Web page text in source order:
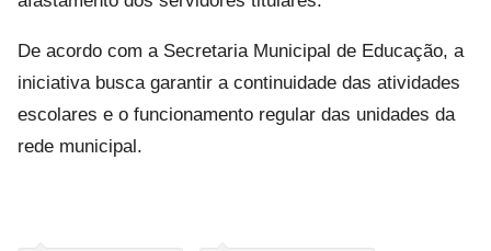
De acordo com a Secretaria Municipal de Educação, a
iniciativa busca garantir a continuidade das atividades
escolares e o funcionamento regular das unidades da
rede municipal.